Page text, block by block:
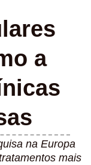
a
na Europa
mais